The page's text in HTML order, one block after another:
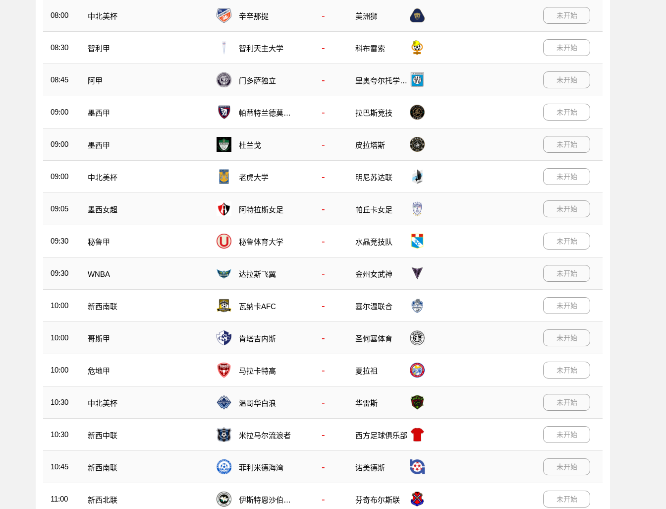
08:00 中北美杯 辛辛那提 - 美洲狮 未开始
08:30 智利甲 智利天主大学 - 科布雷索 未开始
08:45 阿甲 门多萨独立 -
里奥夸尔托学生
未开始
09:00 墨西甲
帕蒂特兰德莫雷
- 拉巴斯竞技 未开始
09:00 墨西甲 杜兰戈 - 皮拉塔斯 未开始
09:00 中北美杯 老虎大学 - 明尼苏达联 未开始
09:05 墨西女超 阿特拉斯女足 - 帕丘卡女足 未开始
09:30 秘鲁甲 秘鲁体育大学 - 水晶竞技队 未开始
09:30 WNBA 达拉斯飞翼 - 金州女武神 未开始
10:00 新西南联 瓦纳卡AFC - 塞尔温联合 未开始
10:00 哥斯甲 肯塔吉内斯 - 圣何塞体育 未开始
10:00 危地甲 马拉卡特高 - 夏拉祖 未开始
10:30 中北美杯 温哥华白浪 - 华雷斯 未开始
10:30 新西中联 米拉马尔流浪者 - 西方足球俱乐部 未开始
10:45 新西南联 菲利米德海湾 - 诺美德斯 未开始
11:00 新西北联
伊斯特恩沙伯奥
- 芬奇布尔斯联 未开始